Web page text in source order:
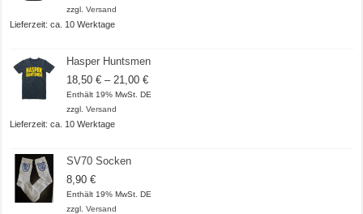
zzgl.Versand
Lieferzeit: ca. 10 Werktage
Hasper Huntsmen
18,50€ – 21,00€Preisspanne:
18,50 €
Enthält 19% MwSt. DE
zzgl.Versand
Lieferzeit: ca. 10 Werktage
SV70 Socken
8,90€
Enthält 19% MwSt. DE
zzgl.Versand